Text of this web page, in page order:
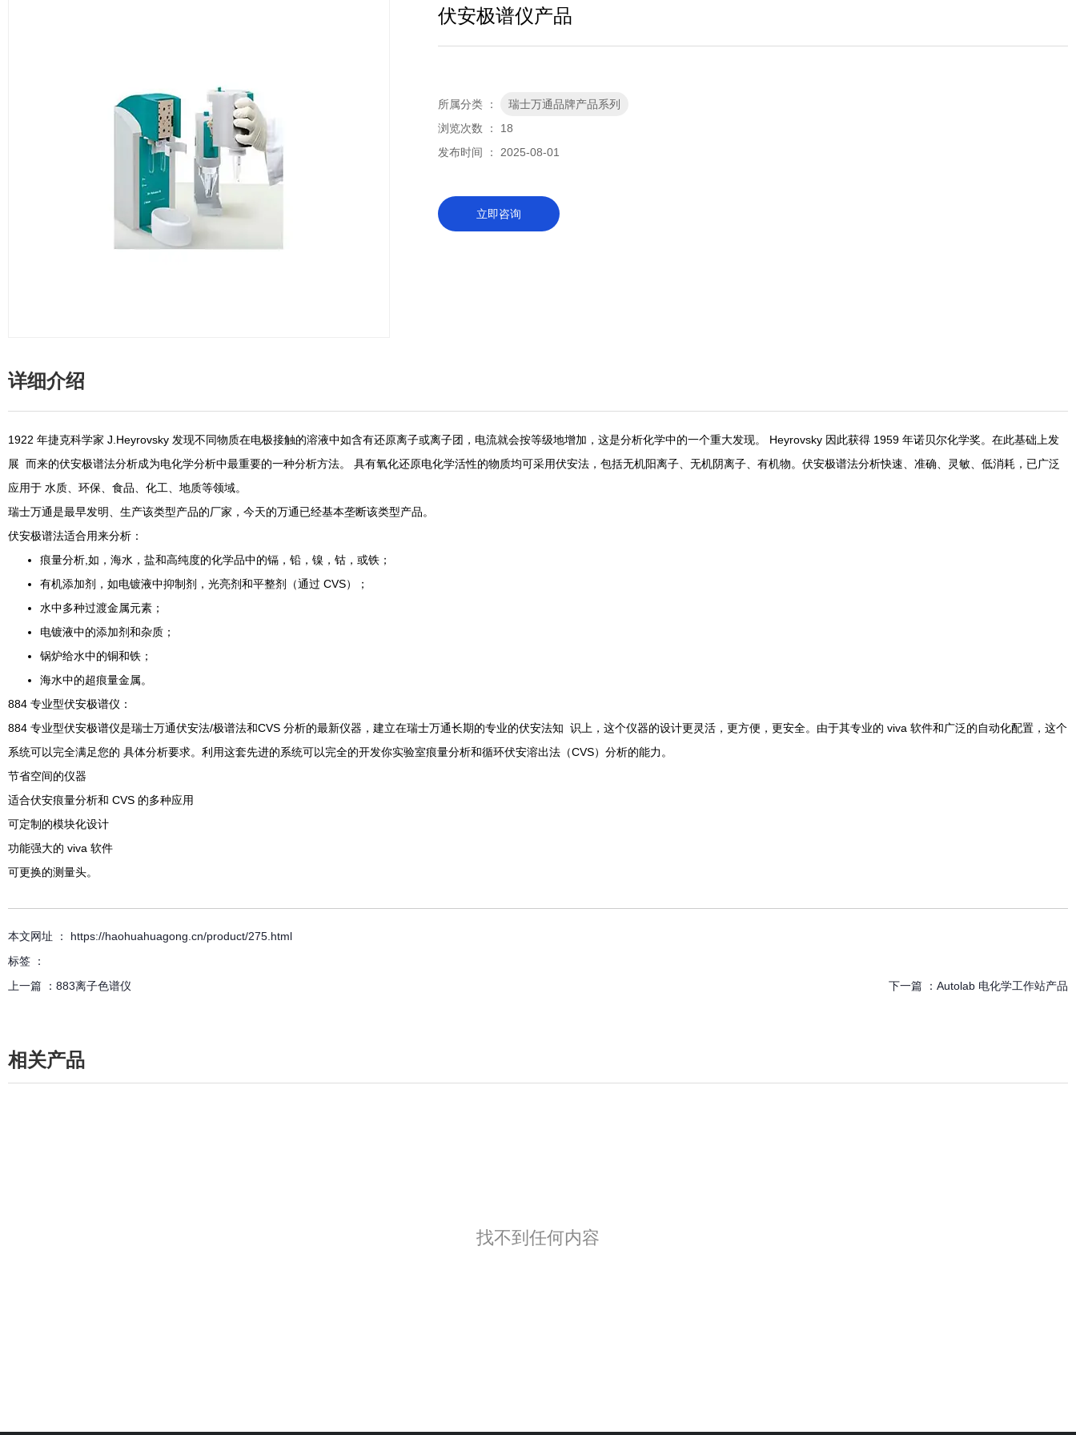
伏安极谱仪产品
所属分类 ：
瑞士万通品牌产品系列
浏览次数 ： 18
发布时间 ： 2025-08-01
立即咨询
详细介绍
1922 年捷克科学家 J.Heyrovsky 发现不同物质在电极接触的溶液中如含有还原离子或离子团，电流就会按等级地增加，这是分析化学中的一个重大发现。 Heyrovsky 因此获得 1959 年诺贝尔化学奖。在此基础上发
展 而来的伏安极谱法分析成为电化学分析中最重要的一种分析方法。 具有氧化还原电化学活性的物质均可采用伏安法，包括无机阳离子、无机阴离子、有机物。伏安极谱法分析快速、准确、灵敏、低消耗，已广泛
应用于 水质、环保、食品、化工、地质等领域。
瑞士万通是最早发明、生产该类型产品的厂家，今天的万通已经基本垄断该类型产品。
伏安极谱法适合用来分析：
痕量分析,如，海水，盐和高纯度的化学品中的镉，铅，镍，钴，或铁；
有机添加剂，如电镀液中抑制剂，光亮剂和平整剂（通过 CVS）；
水中多种过渡金属元素；
电镀液中的添加剂和杂质；
锅炉给水中的铜和铁；
海水中的超痕量金属。
884 专业型伏安极谱仪：
884 专业型伏安极谱仪是瑞士万通伏安法/极谱法和CVS 分析的最新仪器，建立在瑞士万通长期的专业的伏安法知 识上，这个仪器的设计更灵活，更方便，更安全。由于其专业的 viva 软件和广泛的自动化配置，这个
系统可以完全满足您的 具体分析要求。利用这套先进的系统可以完全的开发你实验室痕量分析和循环伏安溶出法（CVS）分析的能力。
节省空间的仪器
适合伏安痕量分析和 CVS 的多种应用
可定制的模块化设计
功能强大的 viva 软件
可更换的测量头。
本文网址 ： https://haohuahuagong.cn/product/275.html
标签 ：
上一篇 ： 883离子色谱仪 下一篇 ： Autolab 电化学工作站产品
相关产品
找不到任何内容